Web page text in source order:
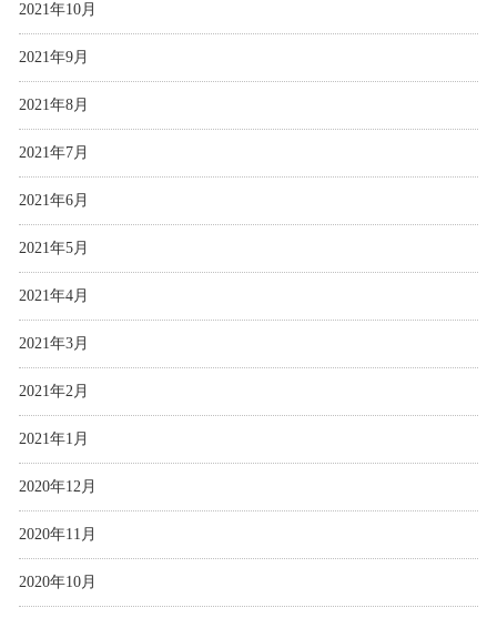
2021年10月
2021年9月
2021年8月
2021年7月
2021年6月
2021年5月
2021年4月
2021年3月
2021年2月
2021年1月
2020年12月
2020年11月
2020年10月